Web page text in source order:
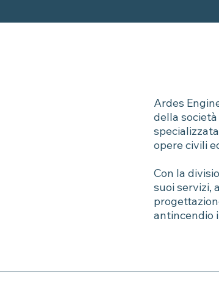
Ardes
della
opere civili
Con la
suoi servizi,
antincendio